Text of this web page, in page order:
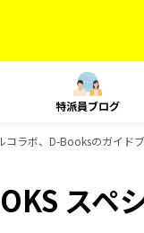
特派員ブログ
コラボ、D-Booksのガイド
スペ